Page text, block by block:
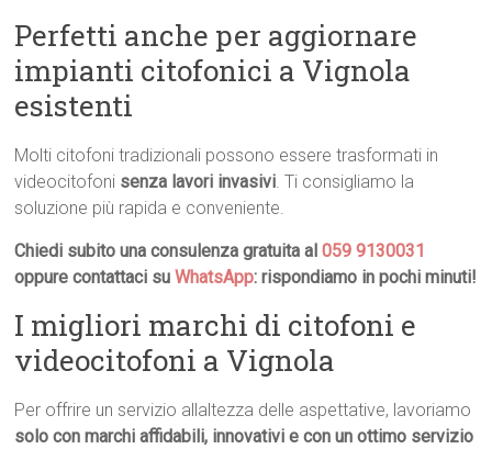
Perfetti anche per aggiornare
impianti citofonici a Vignola
esistenti
Molti citofoni tradizionali possono essere trasformati in
videocitofoni senza lavori invasivi. Ti consigliamo la
soluzione più rapida e conveniente.
Chiedi subito una consulenza gratuita al059 9130031
oppure contattaci suWhatsApp: rispondiamo in pochi minuti!
I migliori marchi di citofoni e
videocitofoni a Vignola
Per offrire un servizio allaltezza delle aspettative, lavoriamo
solo con marchi affidabili, innovativi e con un ottimo servizio